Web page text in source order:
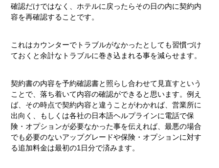
確認だけではなく、ホテルに戻ったらその日の内に契約内
容を再確認することです。
これはカウンターでトラブルがなかったとしても習慣づけ
ておくと余計なトラブルに巻き込まれる事を減らせます。
契約書の内容を予約確認書と照らし合わせて見直すという
ことで、落ち着いて内容の確認ができると思います。例え
ば、その時点で契約内容と違うことがわかれば、営業所に
出向く、もしくは各社の日本語ヘルプラインに電話で保
険・オプションが必要なかった事を伝えれば、最悪の場合
でも必要のないアップグレードや保険・オプションに対す
る追加料金は最初の1日分で済みます。